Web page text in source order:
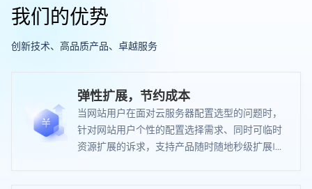
我们的优势
创新技术、高品质产品、卓越服务
弹性扩展，节约成本
当网站用户在面对云服务器配置选型的问题时，
针对网站用户个性的配置选择需求、同时可临时
资源扩展的诉求，支持产品随时随地秒级扩展IT